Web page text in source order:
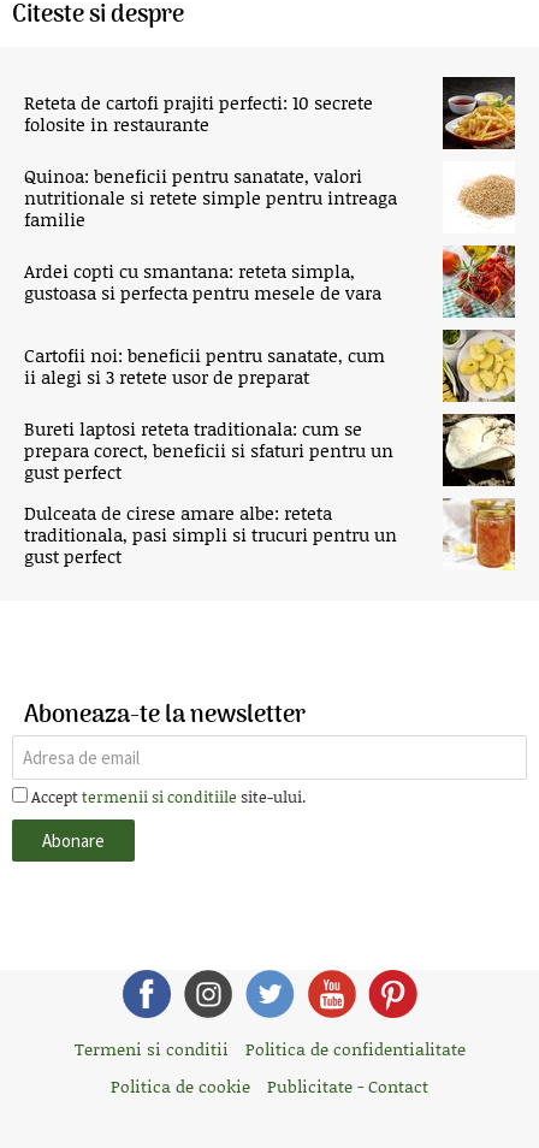
Citeste si despre
Reteta de cartofi prajiti perfecti: 10 secrete
folosite in restaurante
Quinoa: beneficii pentru sanatate, valori
nutritionale si retete simple pentru intreaga
familie
Ardei copti cu smantana: reteta simpla,
gustoasa si perfecta pentru mesele de vara
Cartofii noi: beneficii pentru sanatate, cum
ii alegi si 3 retete usor de preparat
Bureti laptosi reteta traditionala: cum se
prepara corect, beneficii si sfaturi pentru un
gust perfect
Dulceata de cirese amare albe: reteta
traditionala, pasi simpli si trucuri pentru un
gust perfect
Aboneaza-te la newsletter
Accepttermenii si conditiile site-ului.
Termeni si conditii
Politica de confidentialitate
Politica de cookie
Publicitate - Contact